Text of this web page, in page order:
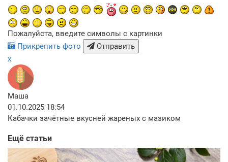
Пожалуйста, введите символы с картинки
Прикрепить фото
Отправить
x
Маша
01.10.2025 18:54
Кабачки зачётные вкусней жареных с мазиком
Ещё статьи